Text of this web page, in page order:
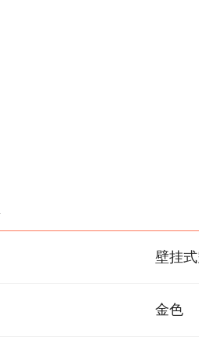
壁挂
金色